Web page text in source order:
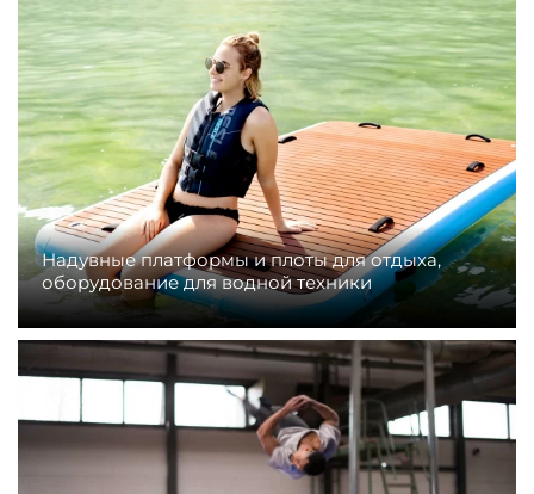
Надувные платформы и плоты для отдыха,
оборудование для водной техники